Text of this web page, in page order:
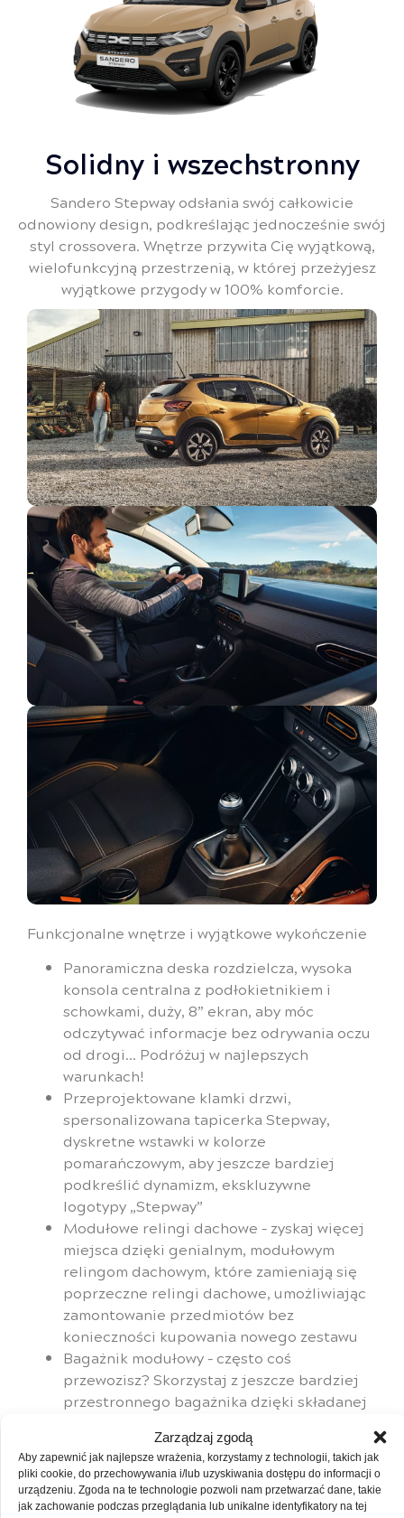
Zarządzaj zgodą
Aby zapewnić jak najlepsze wrażenia, korzystamy z technologii, takich jak
pliki cookie, do przechowywania i/lub uzyskiwania dostępu do informacji o
urządzeniu. Zgoda na te technologie pozwoli nam przetwarzać dane, takie
jak zachowanie podczas przeglądania lub unikalne identyfikatory na tej
Solidny i wszechstronny
Sandero Stepway odsłania swój całkowicie
odnowiony design, podkreślając jednocześnie swój
styl crossovera. Wnętrze przywita Cię wyjątkową,
wielofunkcyjną przestrzenią, w której przeżyjesz
wyjątkowe przygody w 100% komforcie.
Funkcjonalne wnętrze i wyjątkowe wykończenie
Panoramiczna deska rozdzielcza, wysoka
konsola centralna z podłokietnikiem i
schowkami, duży, 8’’ ekran, aby móc
odczytywać informacje bez odrywania oczu
od drogi… Podróżuj w najlepszych
warunkach!
Przeprojektowane klamki drzwi,
spersonalizowana tapicerka Stepway,
dyskretne wstawki w kolorze
pomarańczowym, aby jeszcze bardziej
podkreślić dynamizm, ekskluzywne
logotypy „Stepway”
Modułowe relingi dachowe – zyskaj więcej
miejsca dzięki genialnym, modułowym
relingom dachowym, które zamieniają się
poprzeczne relingi dachowe, umożliwiając
zamontowanie przedmiotów bez
konieczności kupowania nowego zestawu
Bagażnik modułowy – często coś
przewozisz? Skorzystaj z jeszcze bardziej
przestronnego bagażnika dzięki składanej
Podwyższony prześwit – dzięki
podwyższonemu prześwitowi, z łatwością
pokonasz różne rodzaje nawierzchni za
kierownicą Twojego Sandero Stepway.